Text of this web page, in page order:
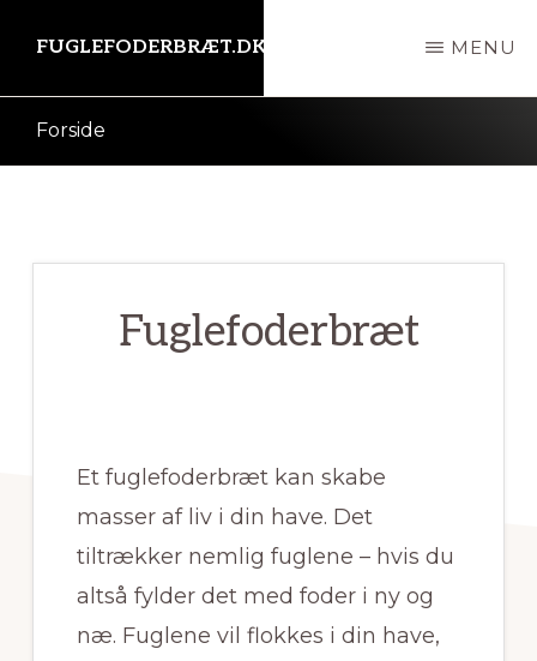
indhold
FUGLEFODERBRÆT.DK MENU
Forside
Fuglefoderbræt
Et fuglefoderbræt kan skabe
masser af liv i din have. Det
tiltrækker nemlig fuglene – hvis du
altså fylder det med foder i ny og
næ. Fuglene vil flokkes i din have,